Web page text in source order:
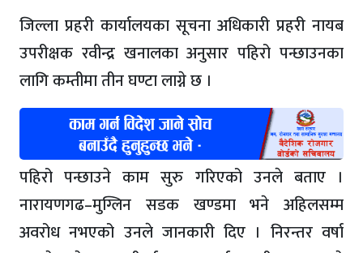
जिल्ला प्रहरी कार्यालयका सूचना अधिकारी प्रहरी नायब
उपरीक्षक रवीन्द्र खनालका अनुसार पहिरो पन्छाउनका
लागि कम्तीमा तीन घण्टा लाग्ने छ ।
पहिरो पन्छाउने काम सुरु गरिएको उनले बताए ।
नारायणगढ–मुग्लिन सडक खण्डमा भने अहिलसम्म
अवरोध नभएको उनले जानकारी दिए । निरन्तर वर्षा